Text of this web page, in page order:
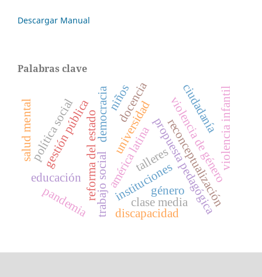
Descargar Manual
Palabras clave
talleres
trabajo social propuesta pedagógica
institucionesreconceptualización
américa latina
reforma del estado
gestión pública violencia de género
violencia infantil
universidad
educación
docencia
política social democracia ciudadanía
género
salud mental
niños
clase media
pandemia discapacidad